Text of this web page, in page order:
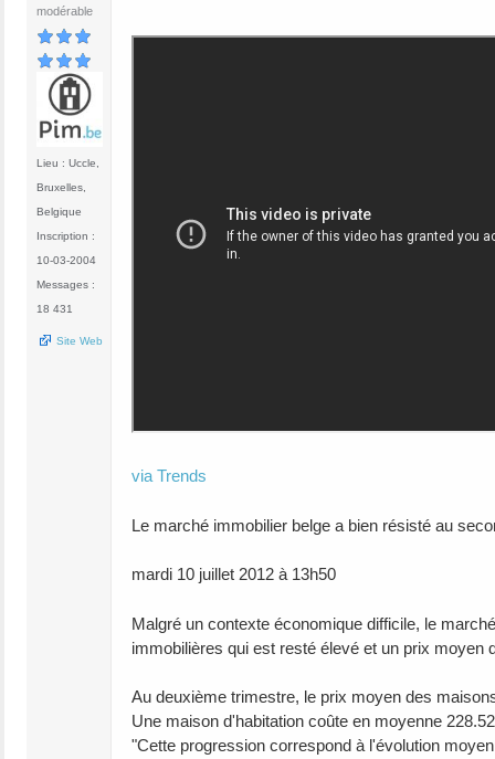
modérable
Lieu : Uccle,
Bruxelles,
Belgique
Inscription :
10-03-2004
Messages :
18 431
Site Web
via Trends
Le marché immobilier belge a bien résisté au
mardi 10 juillet 2012 à 13h50
Malgré un contexte économique difficile, le
immobilières qui est resté élevé et un prix moyen
Au deuxième trimestre, le prix moyen des
Une maison d'habitation coûte en moyenne
"Cette progression correspond à l'évolution